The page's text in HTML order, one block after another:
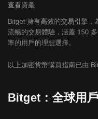
查看資產
Bitget 擁有高效的交易引擎，
流暢的交易體驗，涵蓋 150
率的用戶的理想選擇。
以上加密貨幣購買指南已由
Bitget：全球用